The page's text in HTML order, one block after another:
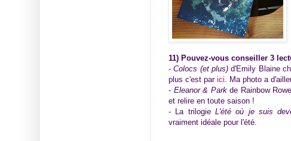
11) Pouvez-vous conseiller 3
-Colocs (et plus)d'Emily Blaine
plus c'est par ici . Ma photo a
- Eleanor & Parkde Rainbow
et relire en toute saison !
- La trilogie L'été où je suis
vraiment idéale pour l'été.